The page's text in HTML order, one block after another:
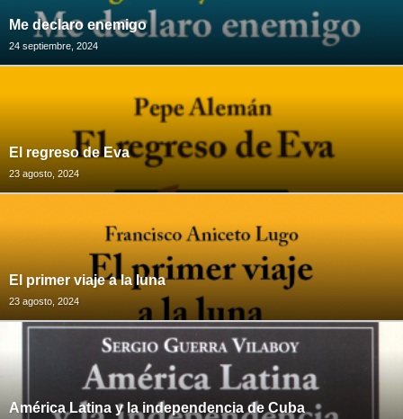
Me declaro enemigo
24 septiembre, 2024
El regreso de Eva
23 agosto, 2024
El primer viaje a la luna
23 agosto, 2024
América Latina y la independencia de Cuba